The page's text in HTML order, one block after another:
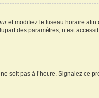
et modifiez le fuseau horaire afin
des paramètres, n’est
soit pas à l’heure. Signalez ce